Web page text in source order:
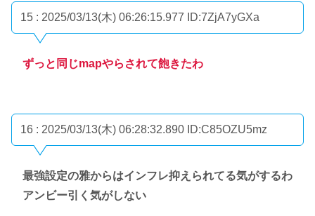
15 : 2025/03/13(木) 06:26:15.977 ID:7ZjA7yGXa
ずっと同じmapやらされて飽きたわ
16 : 2025/03/13(木) 06:28:32.890 ID:C85OZU5mz
最強設定の雅からはインフレ抑えられてる気がするわ
アンビー引く気がしない